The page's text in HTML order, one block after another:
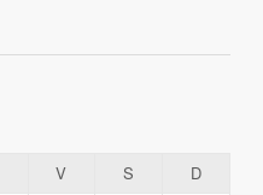
V S
D